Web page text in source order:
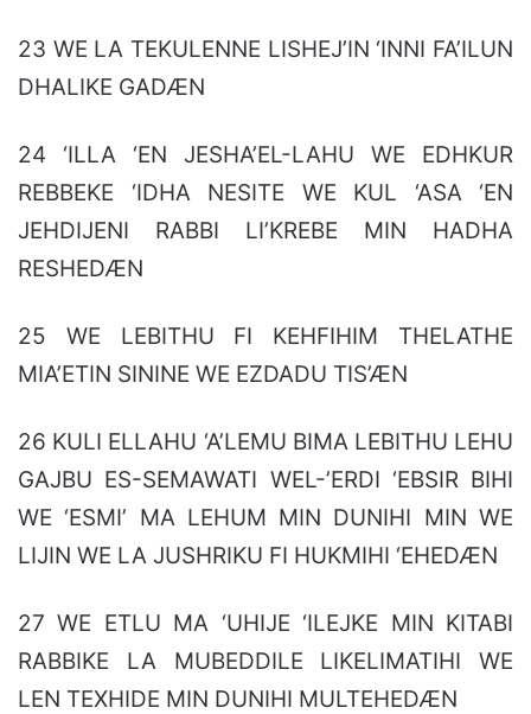
23 WE LA TEKULENNE LISHEJ’IN ‘INNI FA’ILUN
DHALIKE GADÆN
24 ‘ILLA ‘EN JESHA’EL-LAHU WE EDHKUR
REBBEKE ‘IDHA NESITE WE KUL ‘ASA ‘EN
JEHDIJENI RABBI LI’KREBE MIN HADHA
RESHEDÆN
25 WE LEBITHU FI KEHFIHIM THELATHE
MIA’ETIN SININE WE EZDADU TIS’ÆN
26 KULI ELLAHU ‘A’LEMU BIMA LEBITHU LEHU
GAJBU ES-SEMAWATI WEL-’ERDI ‘EBSIR BIHI
WE ‘ESMI’ MA LEHUM MIN DUNIHI MIN WE
LIJIN WE LA JUSHRIKU FI HUKMIHI ‘EHEDÆN
27 WE ETLU MA ‘UHIJE ‘ILEJKE MIN KITABI
RABBIKE LA MUBEDDILE LIKELIMATIHI WE
LEN TEXHIDE MIN DUNIHI MULTEHEDÆN